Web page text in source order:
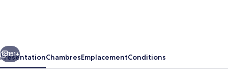
IHG
Suivant
151+
PrésentationChambresEmplacementConditions